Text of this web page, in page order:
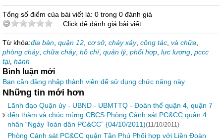
Tổng số điểm của bài viết là: 0 trong 0 đánh giá
Click để đánh giá bài viết
Từ khóa:địa bàn quận 12 cơ sở, cháy xảy, công tác và chữa
phòng cháy, chữa cháy, hồ chí, quản lý, phối hợp lực lượng pccc
tại, hành
Bình luận mới
Bạn cần đăng nhập thành viên để sử dụng chức năng này
Những tin mới hơn
Lãnh đạo Quận ủy - UBND - UBMTTQ - Đoàn thể quận 4, quận 7
đến thăm và chúc mừng CBCS Phòng Cảnh sát PC&CC quận 4
nhân “Ngày Toàn dân PC&CC” (04/10/2011)(11/10/2011)
Phòng Cảnh sát PC&CC quận Tân Phú Phối hợp với Liên Đoàn